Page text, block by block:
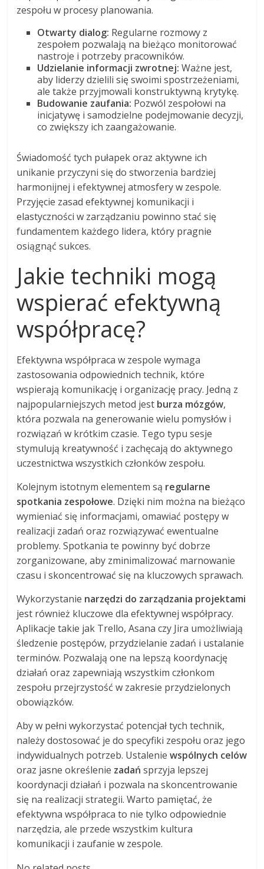
zespołu w procesy planowania.
Otwarty dialog: Regularne rozmowy z
zespołem pozwalają na bieżąco monitorować
nastroje i potrzeby pracowników.
Udzielanie informacji zwrotnej: Ważne jest,
aby liderzy dzielili się swoimi spostrzeżeniami,
ale także przyjmowali konstruktywną krytykę.
Budowanie zaufania: Pozwól zespołowi na
inicjatywę i samodzielne podejmowanie decyzji,
co zwiększy ich zaangażowanie.
Świadomość tych pułapek oraz aktywne ich
unikanie przyczyni się do stworzenia bardziej
harmonijnej i efektywnej atmosfery w zespole.
Przyjęcie zasad efektywnej komunikacji i
elastyczności w zarządzaniu powinno stać się
fundamentem każdego lidera, który pragnie
osiągnąć sukces.
Jakie techniki mogą
wspierać efektywną
współpracę?
Efektywna współpraca w zespole wymaga
zastosowania odpowiednich technik, które
wspierają komunikację i organizację pracy. Jedną z
najpopularniejszych metod jest burza mózgów,
która pozwala na generowanie wielu pomysłów i
rozwiązań w krótkim czasie. Tego typu sesje
stymulują kreatywność i zachęcają do aktywnego
uczestnictwa wszystkich członków zespołu.
Kolejnym istotnym elementem są regularne
spotkania zespołowe. Dzięki nim można na bieżąco
wymieniać się informacjami, omawiać postępy w
realizacji zadań oraz rozwiązywać ewentualne
problemy. Spotkania te powinny być dobrze
zorganizowane, aby zminimalizować marnowanie
czasu i skoncentrować się na kluczowych sprawach.
Wykorzystanie narzędzi do zarządzania projektami
jest również kluczowe dla efektywnej współpracy.
Aplikacje takie jak Trello, Asana czy Jira umożliwiają
śledzenie postępów, przydzielanie zadań i ustalanie
terminów. Pozwalają one na lepszą koordynację
działań oraz zapewniają wszystkim członkom
zespołu przejrzystość w zakresie przydzielonych
obowiązków.
Aby w pełni wykorzystać potencjał tych technik,
należy dostosować je do specyfiki zespołu oraz jego
indywidualnych potrzeb. Ustaleniewspólnych celów
oraz jasne określenie zadań sprzyja lepszej
koordynacji działań i pozwala na skoncentrowanie
się na realizacji strategii. Warto pamiętać, że
efektywna współpraca to nie tylko odpowiednie
narzędzia, ale przede wszystkim kultura
komunikacji i zaufanie w zespole.